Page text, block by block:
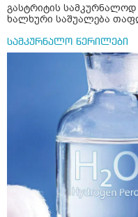
გასტრიტის
ხალხური საშუალება
სამკურნალო წერილები